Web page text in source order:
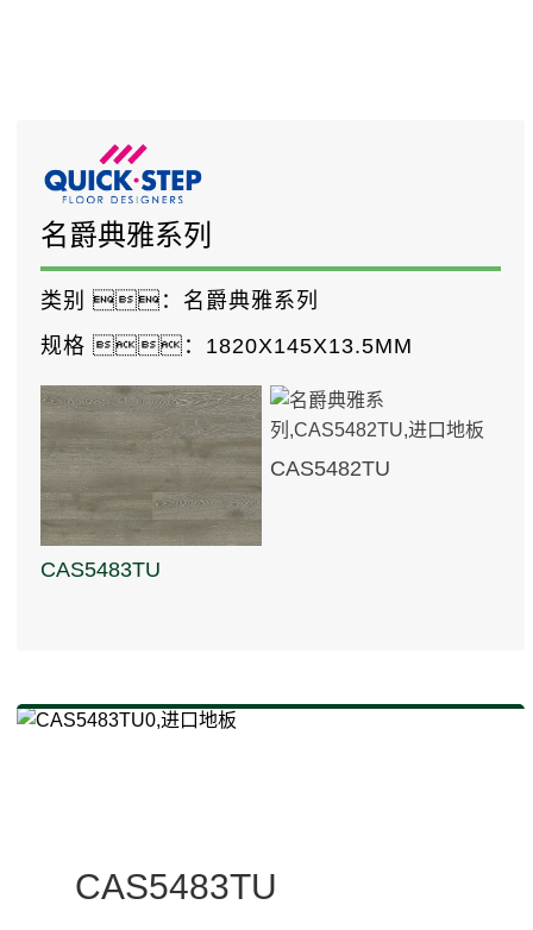
名爵典雅系列
类别 ： 名爵典雅系列
规格 ： 1820X145X13.5MM
CAS5483TU
CAS5482TU
CAS3444U
CAS5483TU